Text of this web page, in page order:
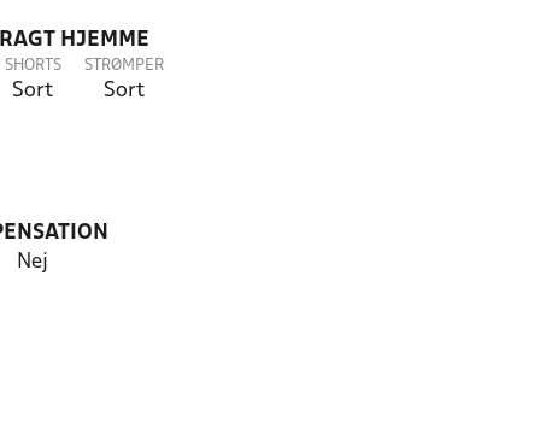
HJEMME
SHORTS
Sort
STRØMPER
Sort
Nej